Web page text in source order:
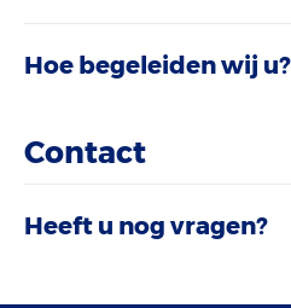
Hoe begeleiden wij u?
Contact
Heeft u nog vragen?